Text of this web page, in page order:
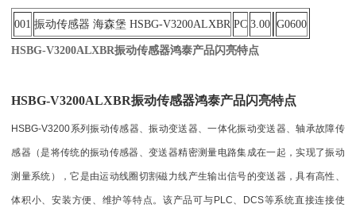
001 振动传感器 海森堡 HSBG-V3200ALXBR PC 3.00 G0600
HSBG-V3200ALXBR振动传感器鸿泰产品闪亮特点
HSBG-V3200ALXBR振动传感器鸿泰产品闪亮特点
HSBG-V3200系列振动传感器、振动变送器、一体化振动变送器、轴承故障传
感器（是将传统的振动传感器、变送器精密测量电路集成在一起，实现了振动
测量系统），它是由运动线圈切割磁力线产生输出信号的变送器，具有高性、
体积小、安装方便、维护等特点。该产品可与PLC、DCS等系统直接连接使